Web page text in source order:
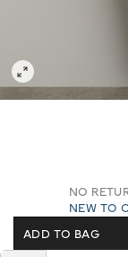
NO
NEW TO
ADD TO BAG